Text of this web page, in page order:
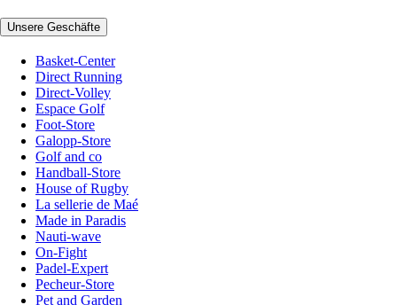
Unsere Geschäfte
Basket-Center
Direct Running
Direct-Volley
Espace Golf
Foot-Store
Galopp-Store
Golf and co
Handball-Store
House of Rugby
La sellerie de Maé
Made in Paradis
Nauti-wave
On-Fight
Padel-Expert
Pecheur-Store
Pet and Garden